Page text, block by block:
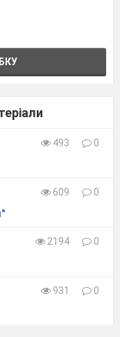
493
0
609
0
2194
0
931
0